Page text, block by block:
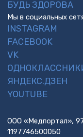
БУДЬ ЗДОРОВА
Мы в социальных
INSTAGRAM
FACEBOOK
VK
ЯНДЕКС.ДЗЕН
YOUTUBE
ООО «Медпортал»,
1197746500050